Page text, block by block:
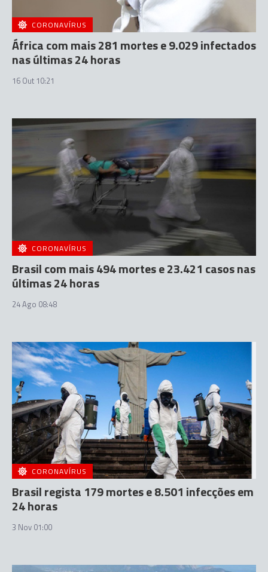
CORONAVÍRUS
África com mais 281 mortes e 9.029 infectados
nas últimas 24 horas
16 Out 10:21
CORONAVÍRUS
Brasil com mais 494 mortes e 23.421 casos nas
últimas 24 horas
24 Ago 08:48
CORONAVÍRUS
Brasil regista 179 mortes e 8.501 infecções em
24 horas
3 Nov 01:00